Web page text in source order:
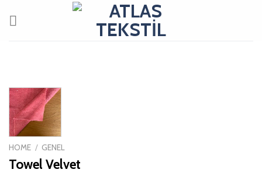
HOME / GENEL
Towel Velvet